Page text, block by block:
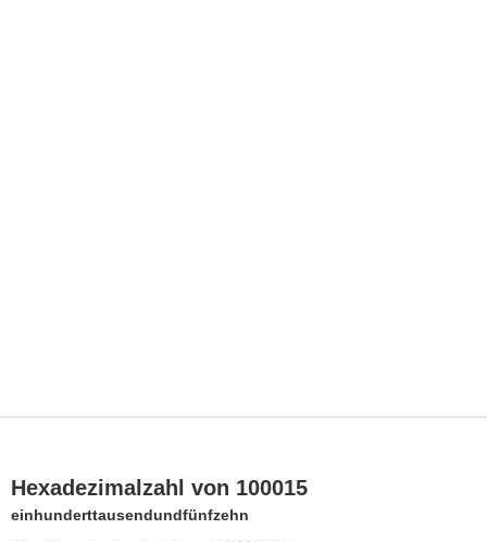
Hexadezimalzahl von 100015
einhunderttausendundfünfzehn